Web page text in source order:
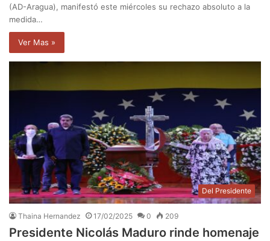
(AD-Aragua), manifestó este miércoles su rechazo absoluto a la
medida…
Ver Mas »
Del Presidente
Thaina Hernandez 17/02/2025 0 209
Presidente Nicolás Maduro rinde homenaje